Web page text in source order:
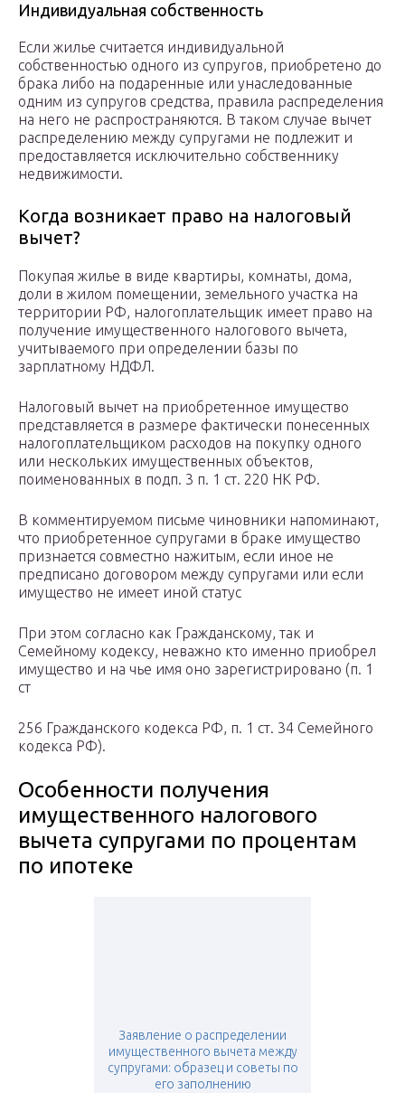
Индивидуальная собственность
Если жилье считается индивидуальной
собственностью одного из супругов, приобретено до
брака либо на подаренные или унаследованные
одним из супругов средства, правила распределения
на него не распространяются. В таком случае вычет
распределению между супругами не подлежит и
предоставляется исключительно собственнику
недвижимости.
Когда возникает право на налоговый
вычет?
Покупая жилье в виде квартиры, комнаты, дома,
доли в жилом помещении, земельного участка на
территории РФ, налогоплательщик имеет право на
получение имущественного налогового вычета,
учитываемого при определении базы по
зарплатному НДФЛ.
Налоговый вычет на приобретенное имущество
представляется в размере фактически понесенных
налогоплательщиком расходов на покупку одного
или нескольких имущественных объектов,
поименованных в подп. 3 п. 1 ст. 220 НК РФ.
В комментируемом письме чиновники напоминают,
что приобретенное супругами в браке имущество
признается совместно нажитым, если иное не
предписано договором между супругами или если
имущество не имеет иной статус
При этом согласно как Гражданскому, так и
Семейному кодексу, неважно кто именно приобрел
имущество и на чье имя оно зарегистрировано (п. 1
ст
256 Гражданского кодекса РФ, п. 1 ст. 34 Семейного
кодекса РФ).
Особенности получения
имущественного налогового
вычета супругами по процентам
по ипотеке
Заявление о распределении
имущественного вычета между
супругами: образец и советы по
его заполнению